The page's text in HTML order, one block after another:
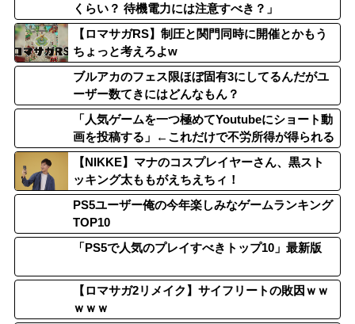
くらい？ 待機電力には注意すべき？」
【ロマサガRS】制圧と関門同時に開催とかもう
ちょっと考えろよw
ブルアカのフェス限ほぼ固有3にしてるんだがユ
ーザー数てきにはどんなもん？
「人気ゲームを一つ極めてYoutubeにショート動
画を投稿する」←これだけで不労所得が得られる
【NIKKE】マナのコスプレイヤーさん、黒スト
ッキング太ももがえちえちィ！
PS5ユーザー俺の今年楽しみなゲームランキング
TOP10
「PS5で人気のプレイすべきトップ10」最新版
【ロマサガ2リメイク】サイフリートの敗因ｗｗ
ｗｗｗ